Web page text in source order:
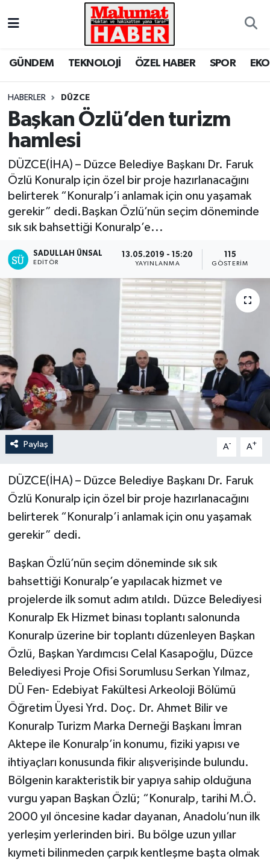
GÜNDEM TEKNOLOJİ ÖZEL HABER SPOR
HABERLER DÜZCE
Başkan Özlü’den turizm
hamlesi
DÜZCE(İHA) – Düzce Belediye Başkanı Dr. Faruk
Özlü Konuralp için özel bir proje hazırlanacağını
belirterek “Konuralp’i anlamak için onu yaşamak
gerekir” dedi.Başkan Özlü’nün seçim döneminde
sık sık bahsettiği Konuralp’e...
SADULLAH ÜNSAL
EDITÖR
13.05.2019 - 15:20
YAYINLANMA
115
GÖSTERIM
Paylaş A- A+
DÜZCE(İHA) – Düzce Belediye Başkanı Dr. Faruk
Özlü Konuralp için özel bir proje hazırlanacağını
belirterek “Konuralp’i anlamak için onu yaşamak
gerekir” dedi.
Başkan Özlü’nün seçim döneminde sık sık
bahsettiği Konuralp’e yapılacak hizmet ve
projelerde ilk somut adım atıldı. Düzce Belediyesi
Konuralp Ek Hizmet binası toplantı salonunda
Konuralp üzerine bir toplantı düzenleyen Başkan
Özlü, Başkan Yardımcısı Celal Kasapoğlu, Düzce
Belediyesi Proje Ofisi Sorumlusu Serkan Yılmaz,
DÜ Fen- Edebiyat Fakültesi Arkeoloji Bölümü
Öğretim Üyesi Yrd. Doç. Dr. Ahmet Bilir ve
Konuralp Turizm Marka Derneği Başkanı İmran
Aktepe ile Konuralp’in konumu, fiziki yapısı ve
ihtiyaçları konusunda fikir alışverişinde bulundu.
Bölgenin karakteristik bir yapıya sahip olduğuna
vurgu yapan Başkan Özlü; “Konuralp, tarihi M.Ö.
2000 yıl öncesine kadar dayanan, Anadolu’nun ilk
yerleşim yerlerinden biri. Bu bölge uzun yıllar
kıymeti bilinmeden çarpık kentleşme başta olmak
Nöbetçi Eczaneler
Trafik Durumu
Süper Lig Puan Durumu ve Fikstür
Tüm Manşetler
Son Dakika Haberleri
Haber Arşivi